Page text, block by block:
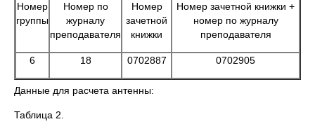
Номер
группы
Номер по
журналу
преподавателя
Номер
зачетной
книжки
Номер зачетной книжки +
номер по журналу
преподавателя
6 18 0702887 0702905
Данные для расчета антенны:
Таблица 2.